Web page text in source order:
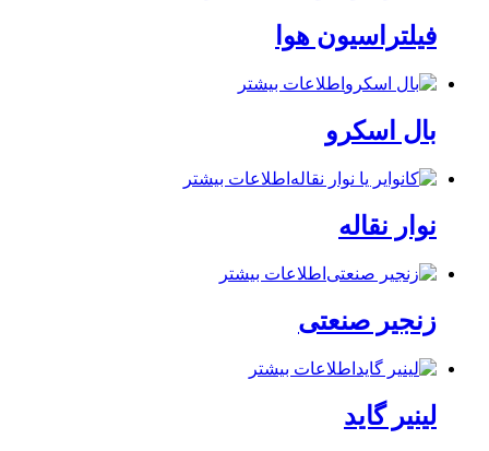
فیلتراسیون هوا
اطلاعات بیشتر
بال اسکرو
اطلاعات بیشتر
نوار نقاله
اطلاعات بیشتر
زنجیر صنعتی
اطلاعات بیشتر
لینیر گاید